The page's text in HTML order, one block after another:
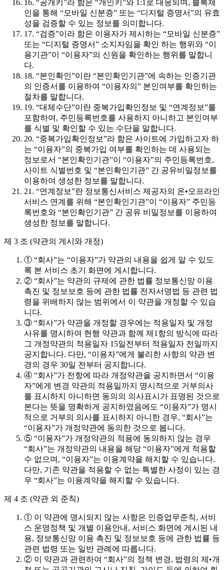
16. “공개키”라 함은 “개인키”와 1:1로 대응되며, 블록체
인을 통해 “모바일 신분증” 또는 “디지털 증명서”의 유효
성을 검증할 수 있는 정보를 의미합니다.
17. “검증”이라 함은 이용자가 제시하는 “모바일 신분증”
또는 “디지털 증명서” 소지자임을 확인 하는 행위와 “이
용기관”이 “이용자”의 신원을 확인하는 행위를 말합니
다.
18. “본인확인”이란 “본인확인기관”에 속하는 인증기관
의 인증서를 이용하여 “이용자의” 본인여부를 확인하는
절차를 말합니다.
19. “대체수단”이란 중복가입확인정보 및 “연계정보”를
포함하여, 주민등록번호를 사용하지 아니하고 본인여부
를 식별 및 확인할 수 있는 수단을 말합니다.
20. “중복가입확인정보”라 함은 사이트에 가입하고자 하
는 “이용자”의 중복가입 여부를 확인하는 데 사용되는
정보로서 “본인확인기관”이 “이용자”의 주민등록번호,
사이트 식별번호 및 “본인확인기관” 간 공유비밀정보를
이용하여 생성한 정보를 말합니다.
21. “연계정보”란 정보통신서비스 제공자의 온•오프라인
서비스 연계를 위해 “본인확인기관”이 “이용자” 주민등
록번호와 “본인확인기관” 간 공유 비밀정보를 이용하여
생성한 정보를 말합니다.
제 3 조 (약관의 게시와 개정)
① “회사”는 “이용자”가 약관의 내용을 쉽게 알 수 있도
록 본 서비스 초기 화면에 게시합니다.
② “회사”는 약관의 규제에 관한 법률 정보통신망 이용
촉진 및 정보보호 등에 관한 법률 전자서명법 등 관련 법
령을 위배하지 않는 범위에서 이 약관을 개정할 수 있습
니다.
③ “회사”가 약관을 개정할 경우에는 적용일자 및 개정
사유를 명시하여 현행 약관과 함께 제1항의 방식에 따라
그 개정약관의 적용일자 15일전부터 적용일자 전일까지
공지합니다. 다만, “이용자”에게 불리한 사항의 약관 변
경의 경우 30일 전부터 공지합니다.
④ “회사”가 전항에 따라 개정약관을 공지하면서 “이용
자”에게 변경 약관의 적용일까지 명시적으로 거부의사
를 표시하지 아니하면 동의의 의사표시가 표명된 것으로
본다는 뜻을 명확하게 공지하였음에도 “이용자”가 명시
적으로 거부의 의사를 표시하지 아니한 경우, “회사”는
“이용자”가 개정약관에 동의한 것으로 봅니다.
⑤ “이용자”가 개정약관의 적용에 동의하지 않는 경우
“회사”는 개정약관의 내용을 해당 “이용자”에게 적용할
수 없으며, “이용자”는 이용계약을 해지할 수 있습니다.
다만, 기존 약관을 적용할 수 없는 특별한 사정이 있는 경
우 “회사”는 이용계약을 해지할 수 있습니다.
제 4 조 (약관 외 준칙)
① 이 약관에 명시되지 않는 사항은 인증업무준칙, 서비
스 운영정책 및 개별 이용안내, 서비스 화면에 게시된 내
용, 정보통신망 이용 촉진 및 정보보호 등에 관한 법률 등
관련 법령 또는 일반 관례에 따릅니다.
② 이 약관과 관련하여 “회사”의 정책 변경, 법령의 제•개